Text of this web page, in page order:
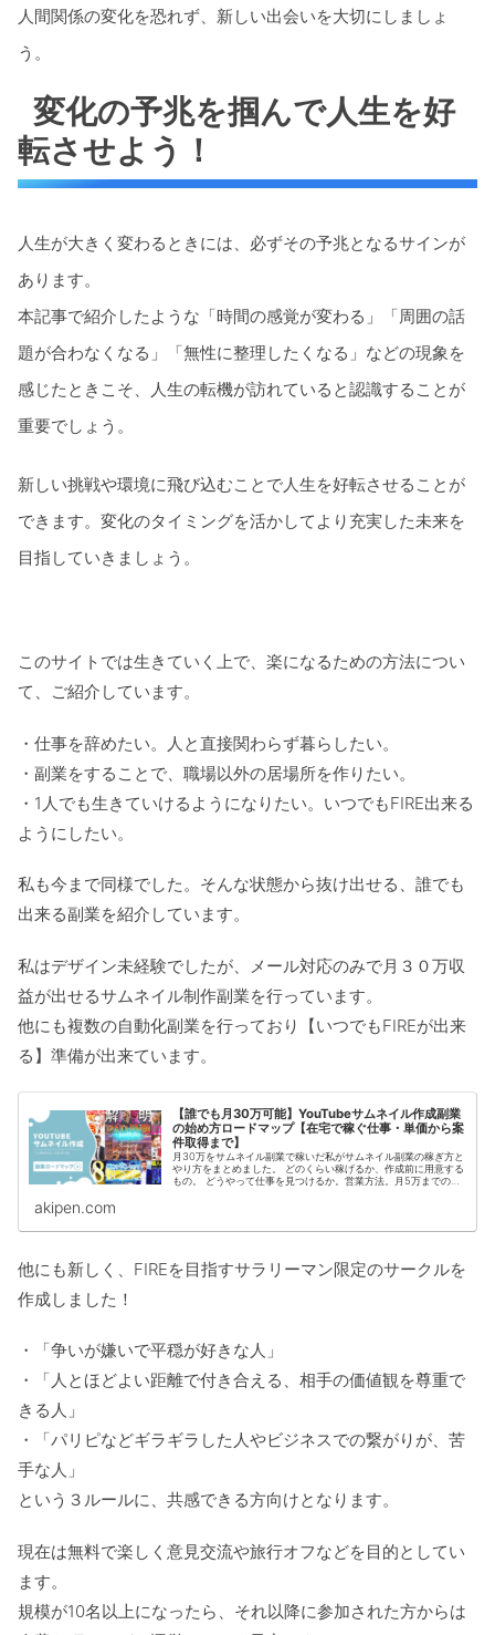
人間関係の変化を恐れず、新しい出会いを大切にしましょ
う。
変化の予兆を掴んで人生を好
転させよう！
人生が大きく変わるときには、必ずその予兆となるサインが
あります。
本記事で紹介したような「時間の感覚が変わる」「周囲の話
題が合わなくなる」「無性に整理したくなる」などの現象を
感じたときこそ、人生の転機が訪れていると認識することが
重要でしょう。
新しい挑戦や環境に飛び込むことで人生を好転させることが
できます。変化のタイミングを活かしてより充実した未来を
目指していきましょう。
このサイトでは生きていく上で、楽になるための方法につい
て、ご紹介しています。
・仕事を辞めたい。人と直接関わらず暮らしたい。
・副業をすることで、職場以外の居場所を作りたい。
・1人でも生きていけるようになりたい。いつでもFIRE出来る
ようにしたい。
私も今まで同様でした。そんな状態から抜け出せる、誰でも
出来る副業を紹介しています。
私はデザイン未経験でしたが、メール対応のみで月３０万収
益が出せるサムネイル制作副業を行っています。
他にも複数の自動化副業を行っており【いつでもFIREが出来
る】準備が出来ています。
【誰でも月30万可能】YouTubeサムネイル作成副業
の始め方ロードマップ【在宅で稼ぐ仕事・単価から案
件取得まで】
月30万をサムネイル副業で稼いだ私がサムネイル副業の稼ぎ方と
やり方をまとめました。 どのくらい稼げるか、作成前に用意する
もの。 どうやって仕事を見つけるか。営業方法。月5万までの流
akipen.com
他にも新しく、FIREを目指すサラリーマン限定のサークルを
作成しました！
・「争いが嫌いで平穏が好きな人」
・「人とほどよい距離で付き合える、相手の価値観を尊重で
きる人」
・「パリピなどギラギラした人やビジネスでの繋がりが、苦
手な人」
という３ルールに、共感できる方向けとなります。
現在は無料で楽しく意見交流や旅行オフなどを目的としてい
ます。
規模が10名以上になったら、それ以降に参加された方からは